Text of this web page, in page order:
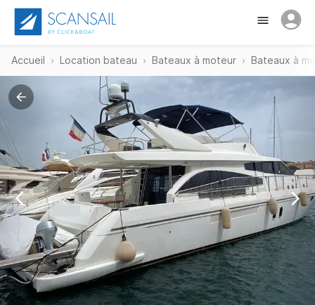
Accueil Location bateau Bateaux à moteur Bateaux à